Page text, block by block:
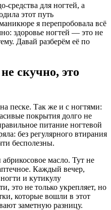
средства для ногтей, а
этот путь
я перепробовала всё
здоровье ногтей — это не
Давай разберём её по
скучно, это
песке. Так же и с ногтями:
покрытия долго не
питание ногтевой
без регулярного втирания
бесполезны.
масло. Тут не
Каждый вечер,
и кутикулу
это не только укрепляет, но
которые вошли в этот
заметную разницу.